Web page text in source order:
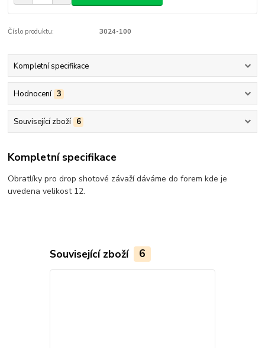
Číslo produktu: 3024-100
Kompletní specifikace
Hodnocení 3
Související zboží 6
Kompletní specifikace
Obratlíky pro drop shotové závaží dáváme do forem kde je
uvedena velikost 12.
Související zboží 6